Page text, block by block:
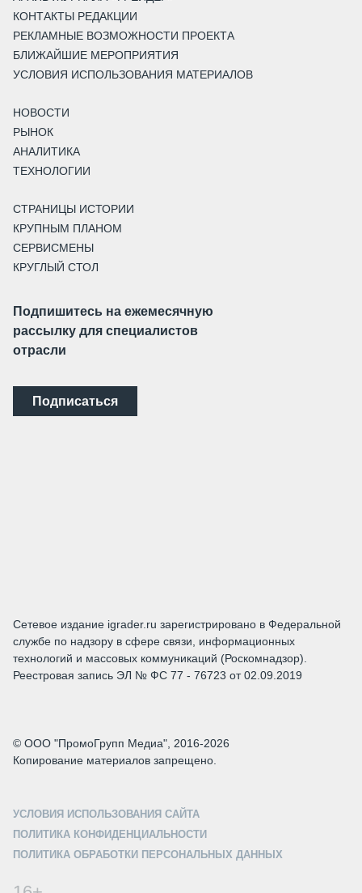
КОНТАКТЫ РЕДАКЦИИ
РЕКЛАМНЫЕ ВОЗМОЖНОСТИ ПРОЕКТА
БЛИЖАЙШИЕ МЕРОПРИЯТИЯ
УСЛОВИЯ ИСПОЛЬЗОВАНИЯ МАТЕРИАЛОВ
НОВОСТИ
РЫНОК
АНАЛИТИКА
ТЕХНОЛОГИИ
СТРАНИЦЫ ИСТОРИИ
КРУПНЫМ ПЛАНОМ
СЕРВИСМЕНЫ
КРУГЛЫЙ СТОЛ
Подпишитесь на ежемесячную
рассылку для специалистов
отрасли
Подписаться
Сетевое издание igrader.ru зарегистрировано в Федеральной
службе по надзору в сфере связи, информационных
технологий и массовых коммуникаций (Роскомнадзор).
Реестровая запись ЭЛ № ФС 77 - 76723 от 02.09.2019
© ООО "ПромоГрупп Медиа", 2016-2026
Копирование материалов запрещено.
УСЛОВИЯ ИСПОЛЬЗОВАНИЯ САЙТА
ПОЛИТИКА КОНФИДЕНЦИАЛЬНОСТИ
ПОЛИТИКА ОБРАБОТКИ ПЕРСОНАЛЬНЫХ ДАННЫХ